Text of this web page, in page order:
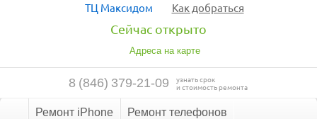
ТЦ Максидом
Как добраться
Сейчас открыто
Адреса на карте
8 (846) 379-21-09 узнать срок
и стоимость ремонта
Ремонт iPhone Ремонт телефонов